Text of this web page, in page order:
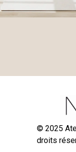
© 2025
droits